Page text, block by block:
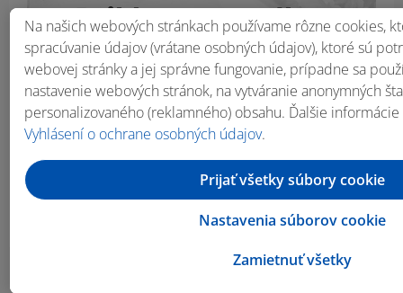
Prihlás sa na odber
newslettera!
E-mail
Odoberať
Na našich webových stránkach používame rôzne cookies,
spracúvanie údajov (vrátane osobných údajov), ktoré sú
webovej stránky a jej správne fungovanie, prípadne sa
nastavenie webových stránok, na vytváranie anonymných
personalizovaného (reklamného) obsahu. Ďalšie
Vyhlásení o ochrane osobných údajov.
Zamietnuť všetky
Nastavenia súborov cookie
Prijať všetky súbory cookie